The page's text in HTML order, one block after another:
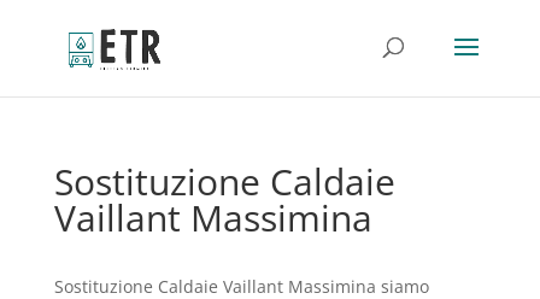
Sostituzione Caldaie
Vaillant Massimina
Sostituzione Caldaie Vaillant Massimina siamo